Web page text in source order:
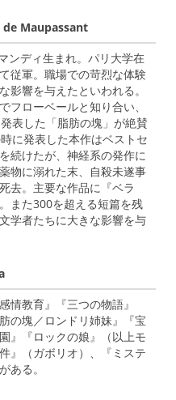
de Maupassant
ディ生まれ。パリ大学在
従軍。職場での苛烈な体験
影響を与えたといわれる。
フローベールと知り合い、
表した「脂肪の塊」が絶賛
に発表した本作はベストセ
続けたが、神経系の発作に
物に溺れた末、自殺未遂事
去。主要な作品に『ベラ
また300を超える短篇を残
学者たちに大きな影響を与
情教育』『三つの物語』
の塊／ロンドリ姉妹』『宝
』『ロックの娘』（以上モ
』（ガボリオ）、『ミステ
ある。